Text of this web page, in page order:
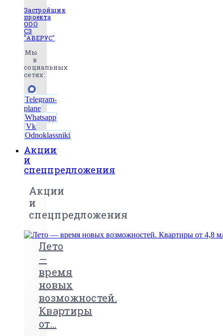
Застройщик
проекта
ООО
СЗ
"АВЕРУС"
Мы
в
социальных
сетях:
Telegram-
plane
Whatsapp
Vk
Odnoklassniki
Акции
и
спецпредложения
Акции
и
спецпредложения
Лето
—
время
новых
возможностей.
Квартиры
от...